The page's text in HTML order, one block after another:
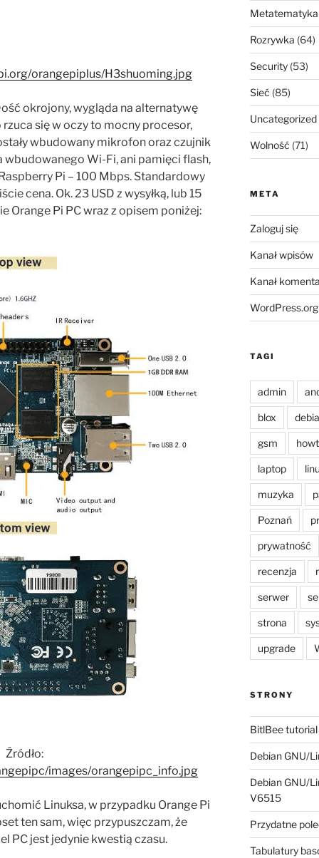
orangepiplus/H3shuoming.jpg
okrojony, wygląda na alternatywę
się w oczy to mocny procesor,
wbudowany mikrofon oraz czujnik
wbudowanego Wi-Fi, ani pamięci flash,
Pi – 100 Mbps. Standardowy
cena. Ok. 23 USD z wysyłką, lub 15
Orange Pi PC wraz z opisem poniżej:
Źródło:
images/orangepipc_info.jpg
Linuksa, w przypadku Orange Pi
ten sam, więc przypuszczam, że
PC jest jedynie kwestią czasu.
Metatematyka
Rozrywka (64)
Security(53)
Sieć (85)
Uncategorized
Wolność (71)
META
Zaloguj się
Kanał wpisów
Kanał
WordPress.org
TAGI
admin
blox
gsm
laptop
muzyka
Poznań
prywatność
recenzja
serwer
strona
upgrade
STRONY
BitlBee tutorial
Debian GNU/
Debian GNU/
V6515
Przydatne
Tabulatury